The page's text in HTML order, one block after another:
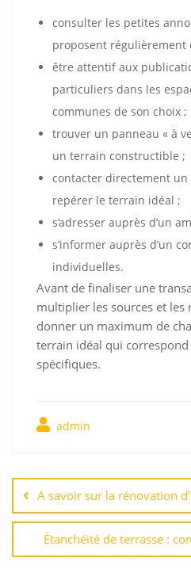
consulter les petites
proposent régulièrement
être attentif aux
particuliers dans les
communes de son choix ;
trouver un panneau « à
un terrain constructible ;
contacter directement
repérer le terrain idéal ;
s’adresser auprès d’un
s’informer auprès d’un
individuelles.
Avant de finaliser une
multiplier les sources et les
donner un maximum de
terrain idéal qui correspond
spécifiques.
admin
de
l’article
A savoir sur la rénovation
Étanchéité de terrasse :